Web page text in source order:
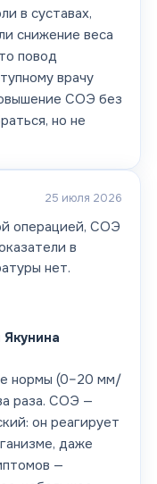
в суставах,
снижение веса
повод
врачу
СОЭ без
но не
25 июля 2026
операцией, СОЭ
в
нет.
нормы (0–20 мм/
раза. СОЭ —
он реагирует
даже
—